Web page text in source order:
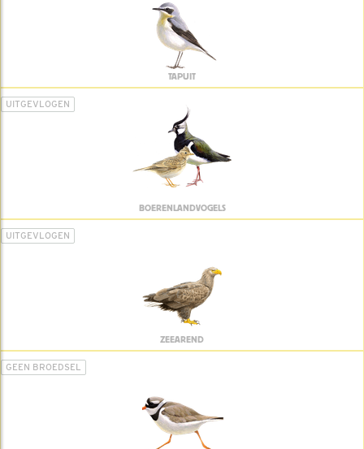
TAPUIT
UITGEVLOGEN
BOERENLANDVOGELS
UITGEVLOGEN
ZEEAREND
GEEN BROEDSEL